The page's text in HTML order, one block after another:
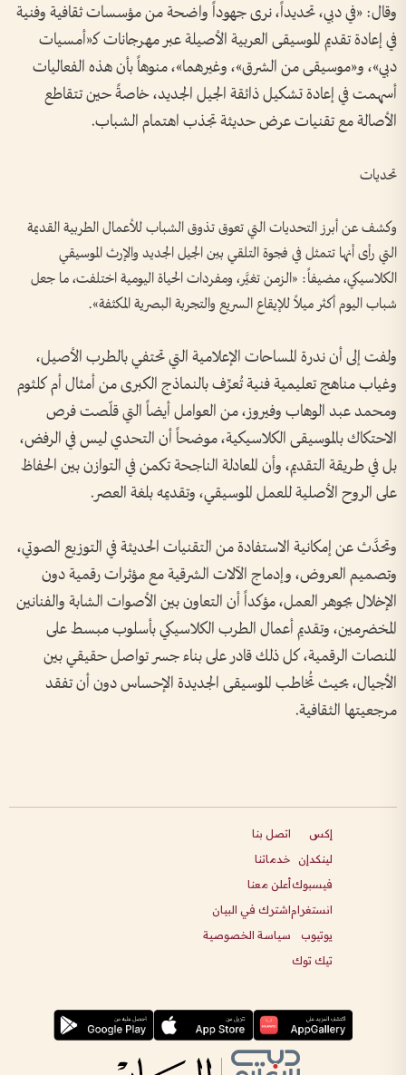
وقال: «في دبي، تحديداً، نرى جهوداً واضحة من مؤسسات ثقافية وفنية
في إعادة تقديم الموسيقى العربية الأصيلة عبر مهرجانات كـ«أمسيات
دبي»، و«موسيقى من الشرق»، وغيرهما»، منوهاً بأن هذه الفعاليات
أسهمت في إعادة تشكيل ذائقة الجيل الجديد، خاصةً حين تتقاطع
الأصالة مع تقنيات عرض حديثة تجذب اهتمام الشباب.
تحديات
وكشف عن أبرز التحديات التي تعوق تذوق الشباب للأعمال الطربية القديمة
التي رأى أنها تتمثل في فجوة التلقي بين الجيل الجديد والإرث الموسيقي
الكلاسيكي، مضيفاً: «الزمن تغيَّر، ومفردات الحياة اليومية اختلفت، ما جعل
شباب اليوم أكثر ميلاً للإيقاع السريع والتجربة البصرية المكثفة».
ولفت إلى أن ندرة المساحات الإعلامية التي تحتفي بالطرب الأصيل،
وغياب مناهج تعليمية فنية تُعرِّف بالنماذج الكبرى من أمثال أم كلثوم
ومحمد عبد الوهاب وفيروز، من العوامل أيضاً التي قلّصت فرص
الاحتكاك بالموسيقى الكلاسيكية، موضحاً أن التحدي ليس في الرفض،
بل في طريقة التقديم، وأن المعادلة الناجحة تكمن في التوازن بين الحفاظ
على الروح الأصلية للعمل الموسيقي، وتقديمه بلغة العصر.
وتحدَّث عن إمكانية الاستفادة من التقنيات الحديثة في التوزيع الصوتي،
وتصميم العروض، وإدماج الآلات الشرقية مع مؤثرات رقمية دون
الإخلال بجوهر العمل، مؤكداً أن التعاون بين الأصوات الشابة والفنانين
المخضرمين، وتقديم أعمال الطرب الكلاسيكي بأسلوب مبسط على
المنصات الرقمية، كل ذلك قادر على بناء جسر تواصل حقيقي بين
الأجيال، بحيث تُخاطب الموسيقى الجديدة الإحساس دون أن تفقد
مرجعيتها الثقافية.
إكس
لينكدإن
فيسبوك
انستغرام
يوتيوب
تيك توك
اتصل بنا
خدماتنا
أعلن معنا
اشترك في البيان
سياسة الخصوصية